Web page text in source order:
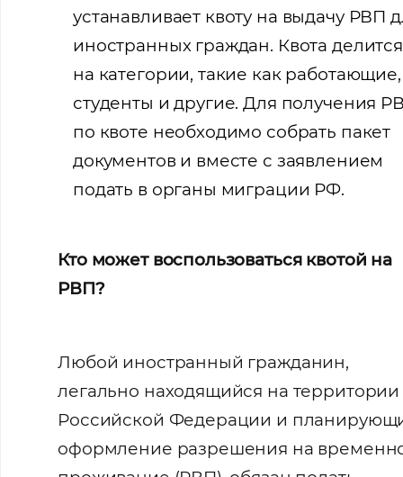
устанавливает квоту на выдачу РВП
иностранных граждан. Квота делится
на категории, такие как работающие,
студенты и другие. Для получения
по квоте необходимо собрать пакет
документов и вместе с заявлением
подать в органы миграции РФ.
Кто может воспользоваться квотой на
РВП?
Любой иностранный гражданин,
легально находящийся на территории
Российской Федерации и
оформление разрешения на